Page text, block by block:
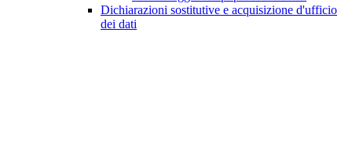
Dichiarazioni sostitutive e acquisizione d'ufficio
dei dati